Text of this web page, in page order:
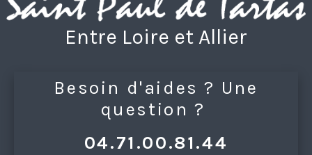
Entre Loire et Allier
Besoin d'aides ? Une
question ?
04.71.00.81.44